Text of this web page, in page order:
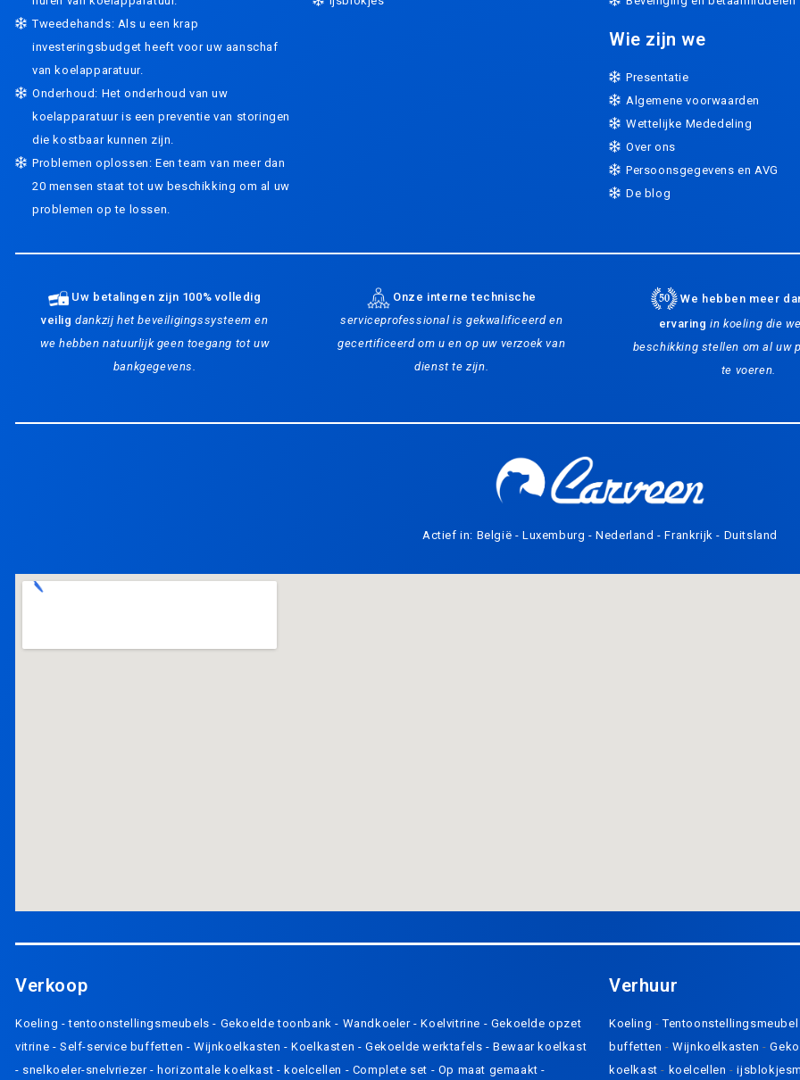
Tweedehands: Als u een krap
investeringsbudget heeft voor uw aanschaf
van koelapparatuur.
Onderhoud: Het onderhoud van uw
koelapparatuur is een preventie van storingen
die kostbaar kunnen zijn.
Problemen oplossen: Een team van meer dan
20 mensen staat tot uw beschikking om al uw
problemen op te lossen.
Wie zijn we
Presentatie
Algemene voorwaarden
Wettelijke Mededeling
Over ons
Persoonsgegevens en AVG
De blog
Uw betalingen zijn 100% volledig
veiligdankzij het beveiligingssysteem en
we hebben natuurlijk geen toegang tot uw
bankgegevens.
Onze interne technische
serviceprofessional is gekwalificeerd en
gecertificeerd om u en op uw verzoek van
dienst te zijn.
We hebben meer
ervaringin koeling die
beschikking stellen om al uw
te voeren.
Actief in: België - Luxemburg - Nederland - Frankrijk - Duitsland
Verkoop
Koeling -tentoonstellingsmeubels- Gekoelde toonbank- Wandkoeler-Koelvitrine - Gekoelde opzet
vitrine -Self-service buffetten -Wijnkoelkasten-Koelkasten -Gekoelde werktafels-Bewaar koelkast
- snelkoeler-snelvriezer- horizontale koelkast - koelcellen - Complete set - Op maat gemaakt-
Verhuur
Koeling -
buffetten -Wijnkoelkasten-
koelkast- koelcellen-